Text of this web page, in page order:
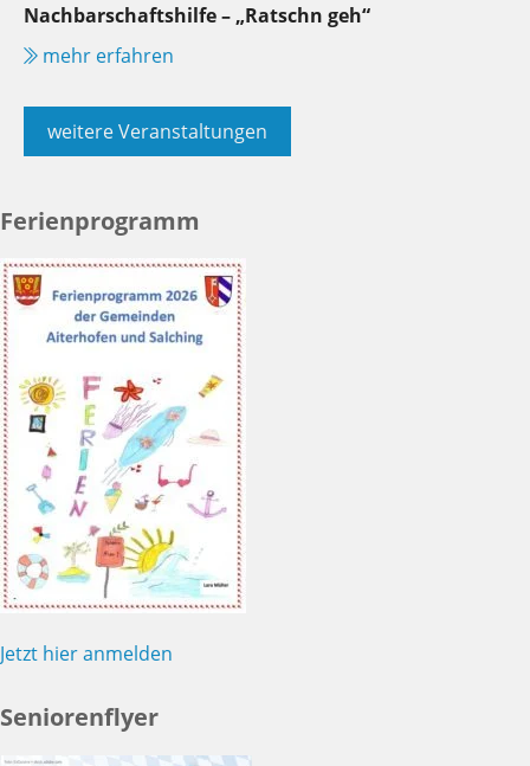
Nachbarschaftshilfe – „Ratschn geh“
mehr erfahren
weitere Veranstaltungen
Ferienprogramm
Jetzt hier anmelden
Seniorenflyer